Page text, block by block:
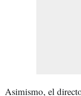
Asimismo, el